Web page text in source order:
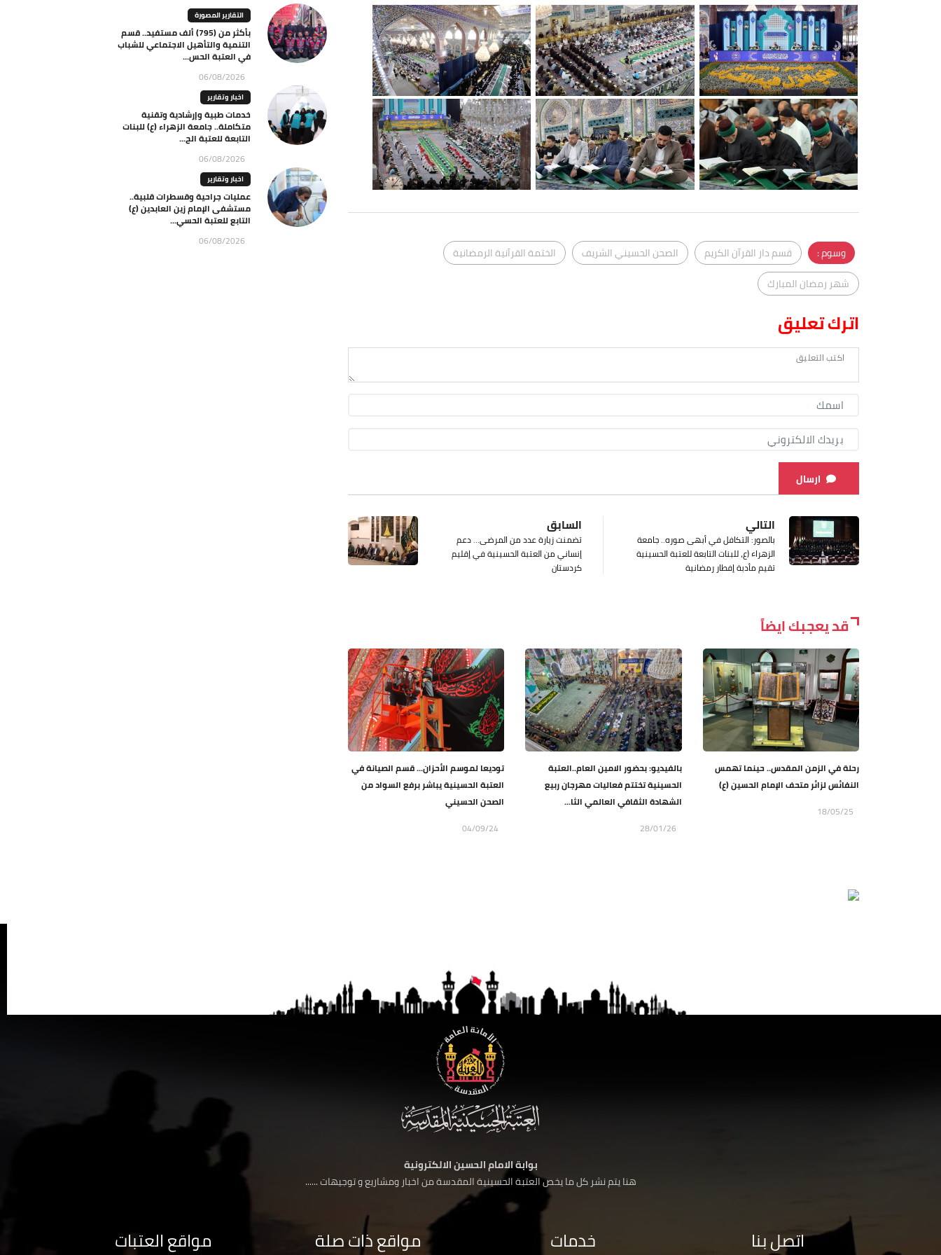
وسوم : قسم دار القرآن الكريم الصحن الحسيني الشريف
الختمة القرآنية الرمضانية
شهر رمضان المبارك
اترك تعليق
ارسال
السابق
تضمنت زيارة عدد من المرضى… دعم
إنساني من العتبة الحسينية في إقليم
كردستان
التالي
بالصور: التكافل في أبهى صوره.. جامعة
الزهراء (ع، للبنات التابعة للعتبة الحسينية
تقيم مأدبة إفطار رمضانية
قد يعجبك ايضاً
رحلة في الزمن المقدس.. حينما تهمس
النفائس لزائر متحف الإمام الحسين (ع)
18/05/25
بالفيديو: بحضور الامين العام..العتبة
الحسينية تختتم فعاليات مهرجان ربيع
الشهادة الثقافي العالمي الثا...
28/01/26
توديعا لموسم الأحزان... قسم الصيانة في
العتبة الحسينية يباشر برفع السواد من
الصحن الحسيني
04/09/24
التقارير المصورة
بأكثر من (795) ألف مستفيد.. قسم
التنمية والتأهيل الاجتماعي للشباب
في العتبة الحس...
06/08/2026
اخبار وتقارير
خدمات طبية وإرشادية وتقنية
متكاملة.. جامعة الزهراء (ع) للبنات
التابعة للعتبة الح...
06/08/2026
اخبار وتقارير
عمليات جراحية وقسطرات قلبية..
مستشفى الإمام زين العابدين (ع)
التابع للعتبة الحسي...
06/08/2026
بوابة الامام الحسين الالكترونية
هنا يتم نشر كل ما يخص العتبة الحسينية المقدسة من اخبار ومشاريع و توجيهات ......
اتصل بنا خدمات مواقع ذات صلة مواقع العتبات